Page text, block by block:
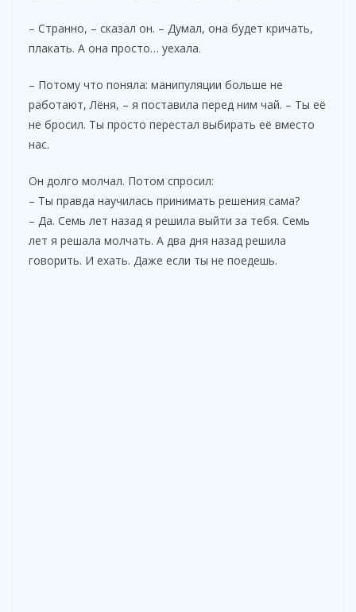
– Странно, – сказал он. – Думал, она будет кричать,
плакать. А она просто… уехала.
– Потому что поняла: манипуляции больше не
работают, Лёня, – я поставила перед ним чай. – Ты её
не бросил. Ты просто перестал выбирать её вместо
нас.
Он долго молчал. Потом спросил:
– Ты правда научилась принимать решения сама?
– Да. Семь лет назад я решила выйти за тебя. Семь
лет я решала молчать. А два дня назад решила
говорить. И ехать. Даже если ты не поедешь.